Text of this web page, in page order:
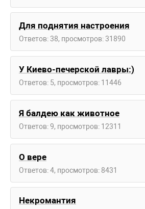
Для поднятия настроения
Ответов: 38, просмотров: 31890
У Киево-печерской лавры:)
Ответов: 5, просмотров: 11446
Я балдею как животное
Ответов: 9, просмотров: 12311
О вере
Ответов: 4, просмотров: 8431
Некромантия